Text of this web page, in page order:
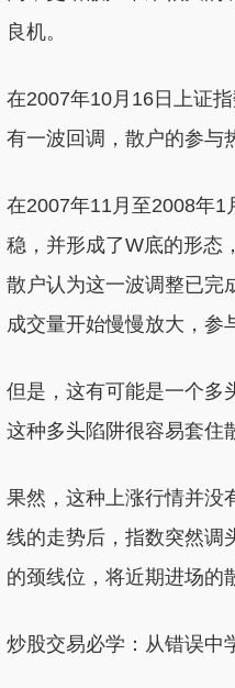
良机。
在2007年10月16日上证
有一波回调，散户的参与
在2007年11月至2008年1
稳，并形成了W底的形态
散户认为这一波调整已完
成交量开始慢慢放大，参
但是，这有可能是一个多
这种多头陷阱很容易套住
果然，这种上涨行情并没
线的走势后，指数突然调
的颈线位，将近期进场的
炒股交易必学：从错误中